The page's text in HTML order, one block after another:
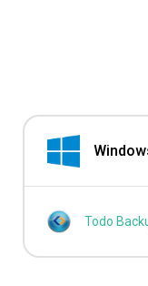
Todo